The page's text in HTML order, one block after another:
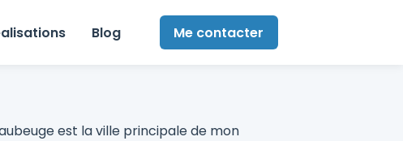
Blog Me contacter
est la ville principale de mon